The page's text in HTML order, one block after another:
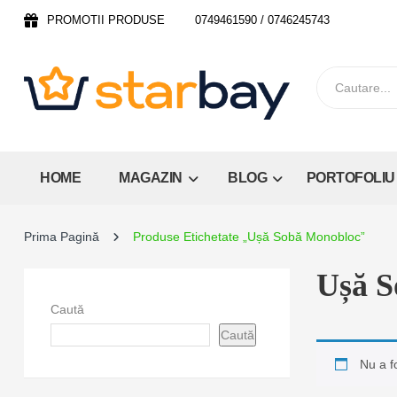
PROMOTII PRODUSE 0749461590 / 0746245743
HOME MAGAZIN BLOG PORTOFOLIU
Prima Pagină Produse Etichetate „ușă Sobă Monobloc”
Caută
Caută
Ușă
Nu a